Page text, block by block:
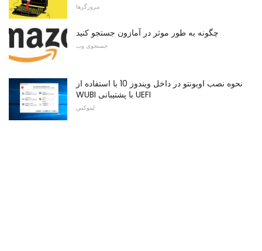
مرورگرها
چگونه به طور موثر در آمازون جستجو کنید
جستجوی وب
نحوه نصب اوبونتو در داخل ویندوز 10 با استفاده از
WUBI با پشتیبانی UEFI
لینوکس